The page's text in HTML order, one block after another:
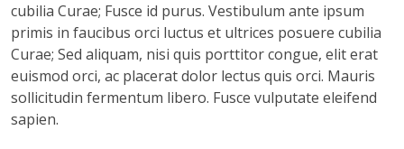
cubilia Curae; Fusce id purus. Vestibulum ante ipsum
primis in faucibus orci luctus et ultrices posuere cubilia
Curae; Sed aliquam, nisi quis porttitor congue, elit erat
euismod orci, ac placerat dolor lectus quis orci. Mauris
sollicitudin fermentum libero. Fusce vulputate eleifend
sapien.